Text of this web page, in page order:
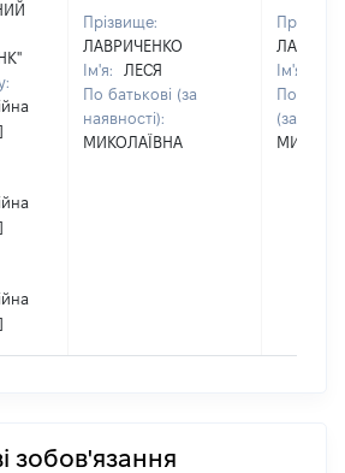
Прізвище:
ЛАВРИЧЕНКО
Ім'я:
ЛЕСЯ
По батькові (за
наявності):
МИКОЛАЇВНА
Ім'я:
По
(за
зобов'язання